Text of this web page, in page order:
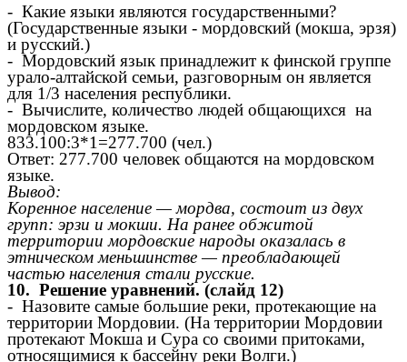
- Какие языки являются государственными?
(Государственные языки - мордовский (мокша, эрзя)
и русский.)
- Мордовский язык принадлежит к финской группе
урало-алтайской семьи, разговорным он является
для 1/3 населения республики.
- Вычислите, количество людей общающихся на
мордовском языке.
833.100:3*1=277.700 (чел.)
Ответ: 277.700 человек общаются на мордовском
языке.
Вывод:
Коренное население — мордва, состоит из двух
групп: эрзи и мокши. На ранее обжитой
территории мордовские народы оказалась в
этническом меньшинстве — преобладающей
частью населения стали русские.
10. Решение уравнений. (слайд 12)
- Назовите самые большие реки, протекающие на
территории Мордовии. (На территории Мордовии
протекают Мокша и Сура со своими притоками,
относящимися к бассейну реки Волги.)